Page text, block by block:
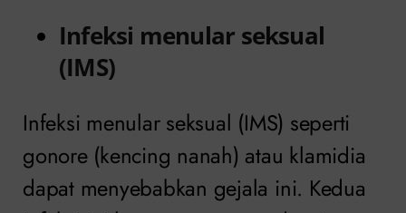
Infeksi menular seksual
(IMS)
Infeksi menular seksual (IMS) seperti
gonore (kencing nanah) atau klamidia
dapat menyebabkan gejala ini. Kedua